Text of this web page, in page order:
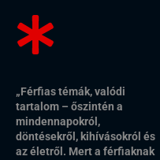
„Férfias témák, valódi
tartalom – őszintén a
mindennapokról,
döntésekről, kihívásokról és
az életről. Mert a férfiaknak